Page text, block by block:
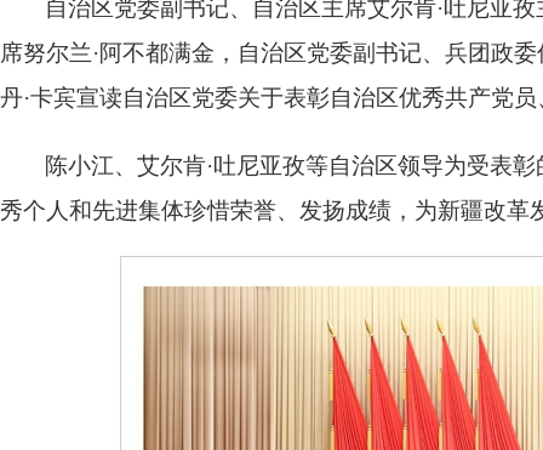
自治区党委副书记、自治区主席艾尔肯·吐尼亚
席努尔兰·阿不都满金，自治区党委副书记、兵团政
丹·卡宾宣读自治区党委关于表彰自治区优秀共产党
陈小江、艾尔肯·吐尼亚孜等自治区领导为受表
秀个人和先进集体珍惜荣誉、发扬成绩，为新疆改革